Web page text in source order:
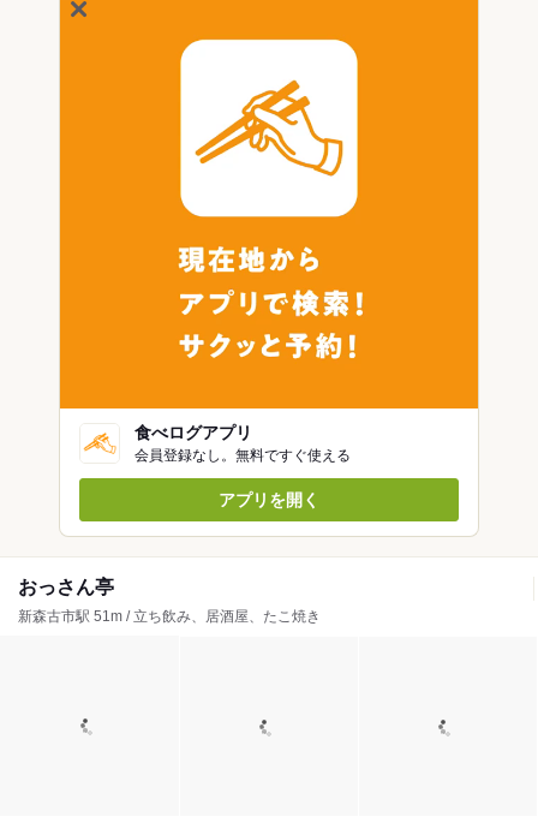
食べログアプリ
会員登録なし。無料ですぐ使える
アプリを開く
おっさん亭
新森古市駅 51m / 立ち飲み、居酒屋、たこ焼き